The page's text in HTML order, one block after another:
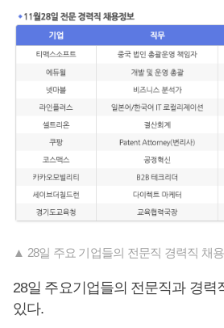
▲ 28일 주요 기업들의 전문직 경력직 채
28일 주요기업들의 전문직과 경력
있다.